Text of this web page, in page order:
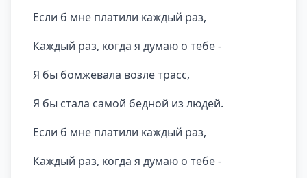
Если б мне платили каждый раз,
Каждый раз, когда я думаю о тебе -
Я бы бомжевала возле трасс,
Я бы стала самой бедной из людей.
Если б мне платили каждый раз,
Каждый раз, когда я думаю о тебе -